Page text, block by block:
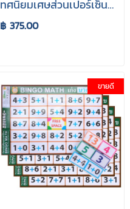
ทศนิยมเศษส่วนเปอร์เซ็นต์
ET-567
฿ 375.00
ขายดี